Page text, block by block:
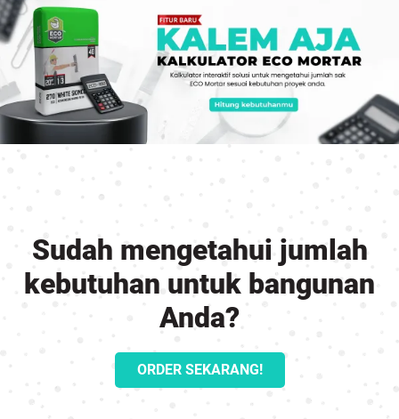
Sudah mengetahui jumlah
kebutuhan untuk bangunan
Anda?
ORDER SEKARANG!